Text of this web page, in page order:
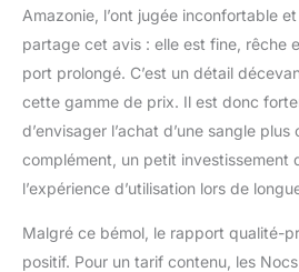
Amazonie, l’ont jugée inconfortable
partage cet avis : elle est fine, rêche
port prolongé. C’est un détail
cette gamme de prix. Il est donc
d’envisager l’achat d’une sangle
complément, un petit investissement
l’expérience d’utilisation lors de
Malgré ce bémol, le rapport qualité-
positif. Pour un tarif contenu, les